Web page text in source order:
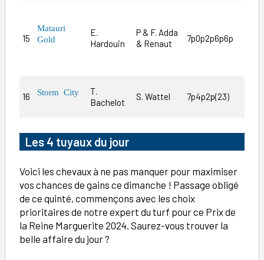
15
Matauri
Gold
E.
Hardouin
P & F. Adda
& Renaut
7p0p2p6p6p
16 Storm City
T.
Bachelot
S. Wattel 7p4p2p(23)
Les 4 tuyaux du jour
Voici les chevaux à ne pas manquer pour maximiser
vos chances de gains ce dimanche ! Passage obligé
de ce quinté, commençons avec les choix
prioritaires de notre expert du turf pour ce Prix de
la Reine Marguerite 2024. Saurez-vous trouver la
belle affaire du jour ?